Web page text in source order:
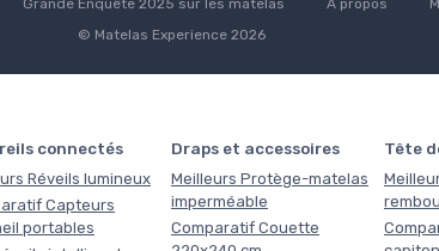
Grande Enquête 2025 sur les matelas À propos
© Matelas Experience 2026
connectés
Réveils lumineux
Capteurs
portables
Draps et accessoires
Meilleurs Protège-matelas
imperméable
Comparatif Couette
Tête